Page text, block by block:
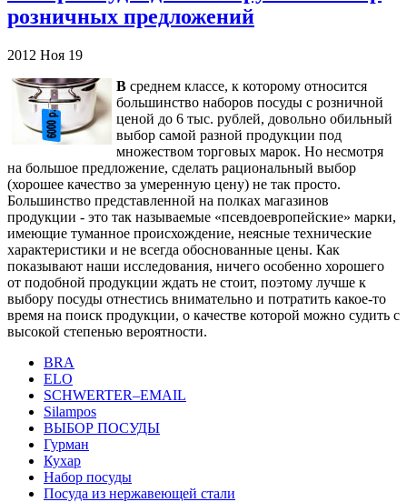
розничных предложений
2012 Ноя 19
В среднем классе, к которому относится
большинство наборов посуды c розничной
ценой до 6 тыс. рублей, довольно обильный
выбор самой разной продукции под
множеством торговых марок. Но несмотря
на большое предложение, сделать рациональный выбор
(хорошее качество за умеренную цену) не так просто.
Большинство представленной на полках магазинов
продукции - это так называемые «псевдоевропейские» марки,
имеющие туманное происхождение, неясные технические
характеристики и не всегда обоснованные цены. Как
показывают наши исследования, ничего особенно хорошего
от подобной продукции ждать не стоит, поэтому лучше к
выбору посуды отнестись внимательно и потратить какое-то
время на поиск продукции, о качестве которой можно судить с
высокой степенью вероятности.
BRA
ELO
SCHWERTER–EMAIL
Silampos
ВЫБОР ПОСУДЫ
Гурман
Кухар
Набор посуды
Посуда из нержавеющей стали